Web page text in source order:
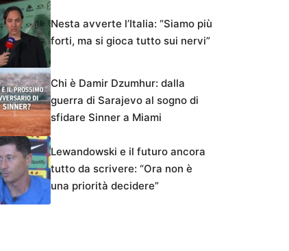
Nesta avverte l’Italia: “Siamo più
forti, ma si gioca tutto sui nervi”
Chi è Damir Dzumhur: dalla
guerra di Sarajevo al sogno di
sfidare Sinner a Miami
Lewandowski e il futuro ancora
tutto da scrivere: “Ora non è
una priorità decidere”